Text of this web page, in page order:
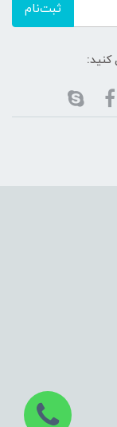
ثبت‌نام
کنید: